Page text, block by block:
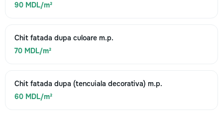
90 MDL/m²
Chit fatada dupa culoare m.p.
70 MDL/m²
Chit fatada dupa (tencuiala decorativa) m.p.
60 MDL/m²